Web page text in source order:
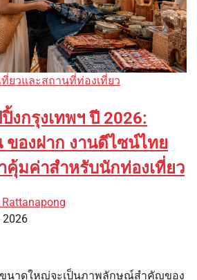
ที่ยวและสถานที่ท่องเที่ยว
กรุงเทพฯ ปี 2026:
องฝาก งานดีไซน์ไทย
คุ้มค่าสำหรับนักท่องเที่ยว
Rattanapong
2026
นาดใหญ่จะเป็นภาพลักษณ์สำคัญของ